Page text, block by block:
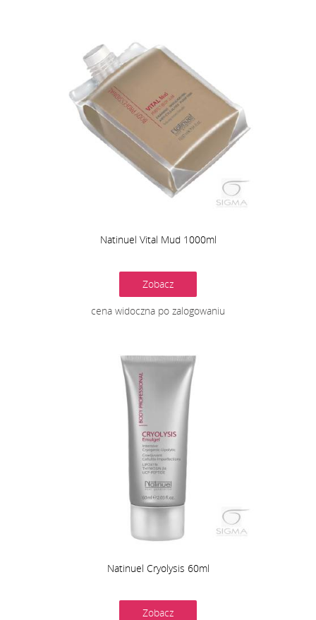
Natinuel Vital Mud 1000ml
Zobacz
cena widoczna po zalogowaniu
Natinuel Cryolysis 60ml
Zobacz